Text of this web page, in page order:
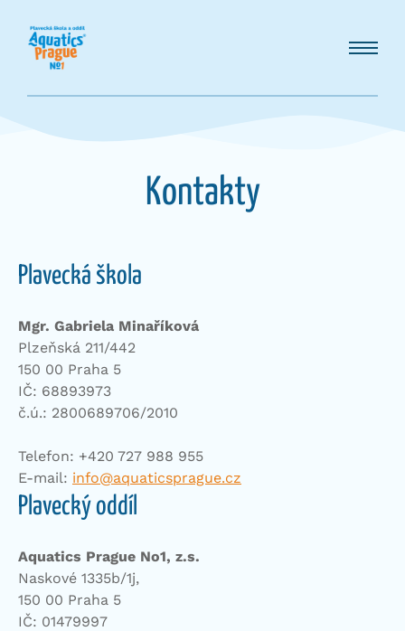
Kontakty
Plavecká škola
Mgr. Gabriela Minaříková
Plzeňská 211/442
150 00 Praha 5
IČ: 68893973
č.ú.: 2800689706/2010
Telefon: +420 727 988 955
E-mail: info@aquaticsprague.cz
Plavecký oddíl
Aquatics Prague No1, z.s.
Naskové 1335b/1j,
150 00 Praha 5
IČ: 01479997